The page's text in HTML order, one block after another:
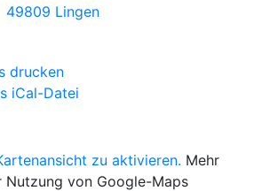
49809 Lingen
drucken
iCal-Datei
zu aktivieren. Mehr
Nutzung von Google-Maps